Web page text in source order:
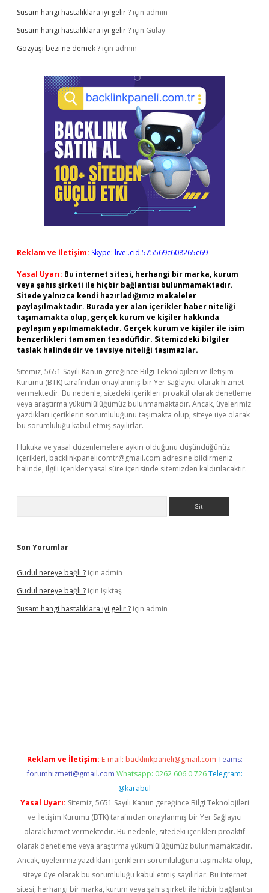
Susam hangi hastalıklara iyi gelir ? için admin
Susam hangi hastalıklara iyi gelir ? için Gülay
Gözyaşı bezi ne demek ? için admin
Reklam ve İletişim: Skype: live:.cid.575569c608265c69
Yasal Uyarı: Bu internet sitesi, herhangi bir marka, kurum
veya şahıs şirketi ile hiçbir bağlantısı bulunmamaktadır.
Sitede yalnızca kendi hazırladığımız makaleler
paylaşılmaktadır. Burada yer alan içerikler haber niteliği
taşımamakta olup, gerçek kurum ve kişiler hakkında
paylaşım yapılmamaktadır. Gerçek kurum ve kişiler ile isim
benzerlikleri tamamen tesadüfidir. Sitemizdeki bilgiler
taslak halindedir ve tavsiye niteliği taşımazlar.
Sitemiz, 5651 Sayılı Kanun gereğince Bilgi Teknolojileri ve İletişim
Kurumu (BTK) tarafından onaylanmış bir Yer Sağlayıcı olarak hizmet
vermektedir. Bu nedenle, sitedeki içerikleri proaktif olarak denetleme
veya araştırma yükümlülüğümüz bulunmamaktadır. Ancak, üyelerimiz
yazdıkları içeriklerin sorumluluğunu taşımakta olup, siteye üye olarak
bu sorumluluğu kabul etmiş sayılırlar.
Hukuka ve yasal düzenlemelere aykırı olduğunu düşündüğünüz
içerikleri, backlinkpanelicomtr@gmail.com adresine bildirmeniz
halinde, ilgili içerikler yasal süre içerisinde sitemizden kaldırılacaktır.
Son Yorumlar
Gudul nereye bağlı ? için admin
Gudul nereye bağlı ? için Işıktaş
Susam hangi hastalıklara iyi gelir ? için admin
Reklam ve İletişim: E-mail: backlinkpaneli@gmail.com Teams:
forumhizmeti@gmail.com Whatsapp: 0262 606 0 726 Telegram:
@karabul
Yasal Uyarı: Sitemiz, 5651 Sayılı Kanun gereğince Bilgi Teknolojileri
ve İletişim Kurumu (BTK) tarafından onaylanmış bir Yer Sağlayıcı
olarak hizmet vermektedir. Bu nedenle, sitedeki içerikleri proaktif
olarak denetleme veya araştırma yükümlülüğümüz bulunmamaktadır.
Ancak, üyelerimiz yazdıkları içeriklerin sorumluluğunu taşımakta olup,
siteye üye olarak bu sorumluluğu kabul etmiş sayılırlar. Bu internet
sitesi, herhangi bir marka, kurum veya şahıs şirketi ile hiçbir bağlantısı